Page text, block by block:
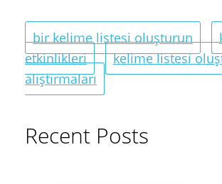
bir kelime listesi oluşturun
etkinlikleri
kelime listesi
alıştırmaları
Recent Posts